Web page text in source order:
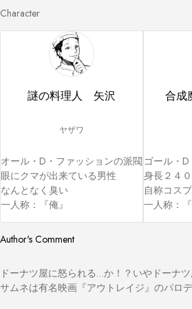
Character
謎の料理人 矢沢
ヤザワ
オール・D・ファッションの派閥
眼にクマが出来ている男性
なんとなく臭い
一人称：『俺』
合成
ゴール・
身長２４
自称コス
一人称：『
Author's Comment
ドーナツ屋に怒られる…か！？いやドーナ
サムネは有名映画『アウトレイジ』のパロ